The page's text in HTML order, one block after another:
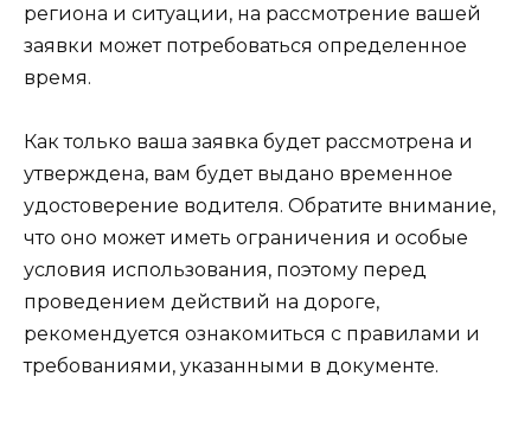
региона и ситуации, на рассмотрение вашей
заявки может потребоваться определенное
время.
Как только ваша заявка будет рассмотрена и
утверждена, вам будет выдано временное
удостоверение водителя. Обратите внимание,
что оно может иметь ограничения и особые
условия использования, поэтому перед
проведением действий на дороге,
рекомендуется ознакомиться с правилами и
требованиями, указанными в документе.